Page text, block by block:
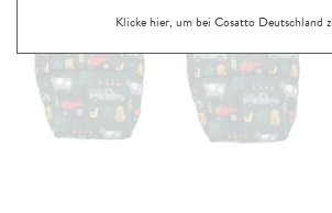
Klicke hier, um bei Cosatto Deutschland